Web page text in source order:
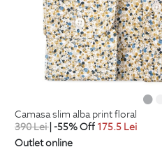
camasa slim alba print floral
390Lei| -55% Off 175.5 Lei
Outlet online